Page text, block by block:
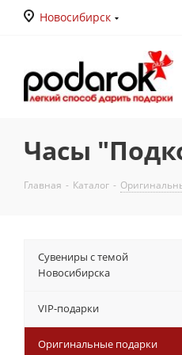
Новосибирск
Часы
Главная - Каталог -
Сувениры с темой
Новосибирска
VIP-подарки
Оригинальные подарки